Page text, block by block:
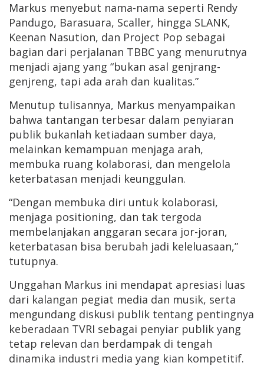
Markus menyebut nama-nama seperti Rendy
Pandugo, Barasuara, Scaller, hingga SLANK,
Keenan Nasution, dan Project Pop sebagai
bagian dari perjalanan TBBC yang menurutnya
menjadi ajang yang “bukan asal genjrang-
genjreng, tapi ada arah dan kualitas.”
Menutup tulisannya, Markus menyampaikan
bahwa tantangan terbesar dalam penyiaran
publik bukanlah ketiadaan sumber daya,
melainkan kemampuan menjaga arah,
membuka ruang kolaborasi, dan mengelola
keterbatasan menjadi keunggulan.
“Dengan membuka diri untuk kolaborasi,
menjaga positioning, dan tak tergoda
membelanjakan anggaran secara jor-joran,
keterbatasan bisa berubah jadi keleluasaan,”
tutupnya.
Unggahan Markus ini mendapat apresiasi luas
dari kalangan pegiat media dan musik, serta
mengundang diskusi publik tentang pentingnya
keberadaan TVRI sebagai penyiar publik yang
tetap relevan dan berdampak di tengah
dinamika industri media yang kian kompetitif.